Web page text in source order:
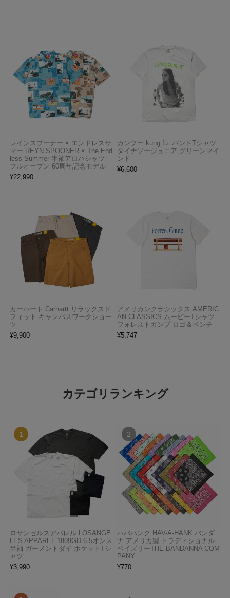
レインスプーナー × エンドレスサ
マー REYN SPOONER × The End
less Summer 半袖アロハシャツ
フルオープン 60周年記念モデル
¥22,990
カンフー kung fu. バンドTシャツ
ダイナソージュニア グリーンマイ
ンド
¥6,600
カーハート Carhartt リラックスド
フィット キャンバスワークショー
ツ
¥9,900
アメリカンクラシックス AMERIC
AN CLASSICS ムービーTシャツ
フォレストガンプ ロゴ＆ベンチ
¥5,747
カテゴリランキング
ロサンゼルスアパレル LOSANGE
LES APPAREL 1809GD 6.5オンス
半袖 ガーメントダイ ポケットTシ
ャツ
¥3,990
ハバハンク HAV-A-HANK バンダ
ナ アメリカ製 トラディショナル
ペイズリーTHE BANDANNA COM
PANY
¥770